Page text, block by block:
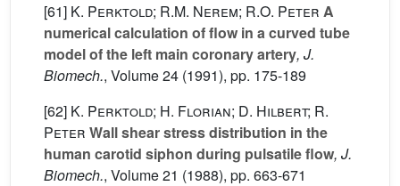
[61] K. Perktold; R.M. Nerem; R.O. Peter A
numerical calculation of flow in a curved tube
model of the left main coronary artery, J.
Biomech., Volume 24 (1991), pp. 175-189
[62] K. Perktold; H. Florian; D. Hilbert; R.
Peter Wall shear stress distribution in the
human carotid siphon during pulsatile flow, J.
Biomech., Volume 21 (1988), pp. 663-671